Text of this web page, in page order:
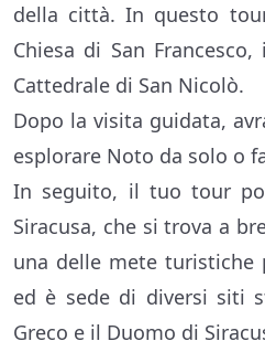
della città. In questo
Chiesa di San
Cattedrale di San Nicolò.
Dopo la visita guidata,
esplorare Noto da solo o
In seguito, il tuo tour
Siracusa, che si trova a
una delle mete turistiche
ed è sede di diversi siti
Greco e il Duomo di